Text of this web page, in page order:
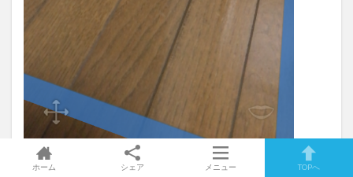
ホーム シェア メニュー TOPへ